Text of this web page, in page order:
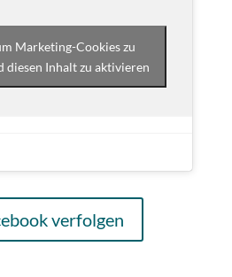
Marketing-Cookies zu
diesen Inhalt zu aktivieren
verfolgen